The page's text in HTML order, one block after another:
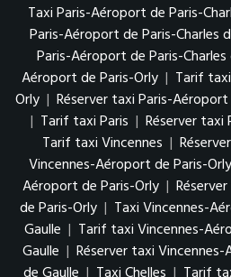
Taxi Paris-Aéroport de Paris-
Paris-Aéroport de Paris-Charles
Paris-Aéroport de Paris-Charles
Aéroport de Paris-Orly | Tarif
Orly | Réserver taxi Paris-
| Tarif taxi Paris | Réserver taxi
Tarif taxi Vincennes |
Vincennes-Aéroport de Paris-Orly
Aéroport de Paris-Orly |
de Paris-Orly | Taxi Vincennes-
Gaulle | Tarif taxi Vincennes-
Gaulle | Réserver taxi